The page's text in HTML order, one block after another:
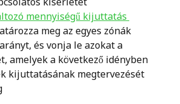
mennyiségű kijuttatás
meg az egyes zónák
és vonja le azokat a
amelyek a következő idényben
kijuttatásának megtervezését